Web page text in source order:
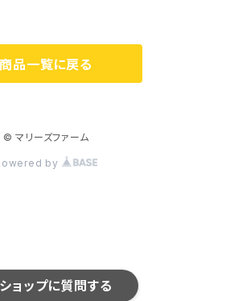
ショップに質問する
商品一覧に戻る
© マリーズファーム
by